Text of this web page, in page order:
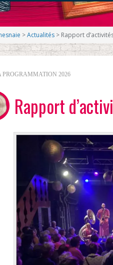
>Actualités > Rapport
PROGRAMMATION 2026
Rapport